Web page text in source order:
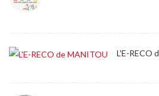
L'E-RECO